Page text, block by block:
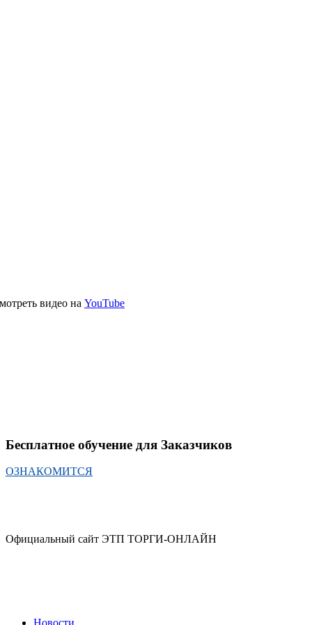
видео на YouTube
Бесплатное обучение для Заказчиков
ОЗНАКОМИТСЯ
Официальный сайт ЭТП ТОРГИ-ОНЛАЙН
Новости